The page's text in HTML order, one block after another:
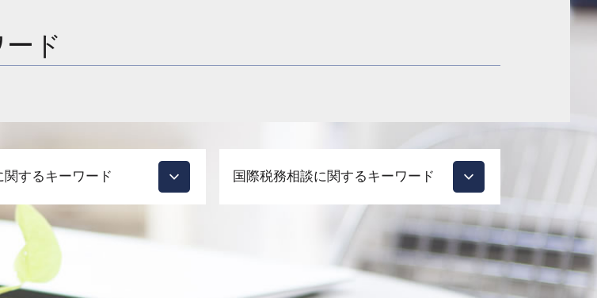
ド
関するキーワード
赤字の場合
査 時期 個人
策 法人税
策 法人 保険
国際税務相談に関するキーワード
国際税務 移転価格税制
租税条約 還付請求